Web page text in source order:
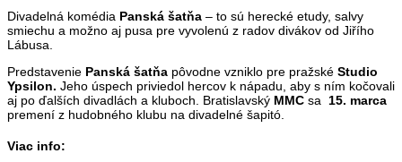
Divadelná komédia Panská šatňa – to sú herecké etudy, salvy
smiechu a možno aj pusa pre vyvolenú z radov divákov od Jiřího
Lábusa.
Predstavenie Panská šatňa pôvodne vzniklo pre pražské Studio
Ypsilon. Jeho úspech priviedol hercov k nápadu, aby s ním kočovali
aj po ďalších divadlách a kluboch. Bratislavský MMC sa 15. marca
premení z hudobného klubu na divadelné šapitó.
Viac info: